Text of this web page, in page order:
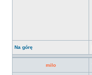
Na górę
milo